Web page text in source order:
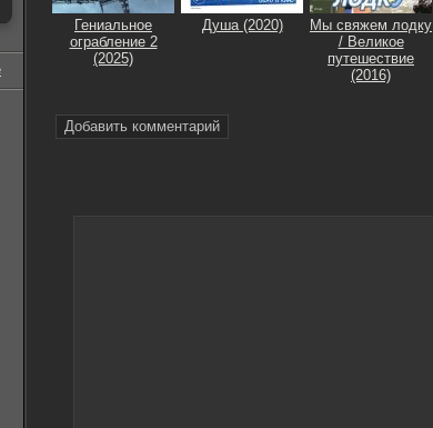
Гениальное
ограбление 2
(2025)
Душа (2020)
Мы свяжем лодку
/ Великое
путешествие
(2016)
Добавить комментарий